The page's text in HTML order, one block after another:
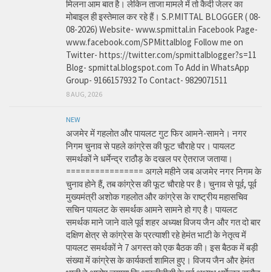
मिलना आम बात है। लेकिन ताजा मामले में तो कैदी जेलर का
मोबाइल ही इस्तेमाल कर रहे हैं। S.P.MITTAL BLOGGER ( 08-
08-2026) Website- www.spmittal.in Facebook Page-
www.facebook.com/SPMittalblog Follow me on
Twitter- https://twitter.com/spmittalblogger?s=11
Blog- spmittal.blogspot.com To Add in WhatsApp
Group- 9166157932 To Contact- 9829071511
8 AUG, 2026
NEW
अजमेर में गहलोत और पायलट गुट फिर आमने-सामने। नगर
निगम चुनाव से पहले कांग्रेस की फूट चौराहे पर। पायलट
समर्थकों ने धर्मेन्द्र राठौड़ के दखल पर ऐतराज जताया।
================ अगले महीने जब अजमेर नगर निगम के
चुनाव होने हैं, तब कांग्रेस की फूट चौराहे पर है। चुनाव से पूर्व, पूर्व
मुख्यमंत्री अशोक गहलोत और कांग्रेस के राष्ट्रीय महासचिव
सचिन पायलट के समर्थक आमने सामने हो गए है। पायलट
समर्थक माने जाने वाले पूर्व शहर अध्यक्ष विजय जैन और गत दो बार
दक्षिण क्षेत्र से कांग्रेस के प्रत्याशी रहे हेमंत भाटी के नेतृत्व में
पायलट समर्थकों ने 7 अगस्त को एक बैठक की। इस बैठक में बड़ी
संख्या में कांग्रेस के कार्यकर्ता शामिल हुए। विजय जैन और हेमंत